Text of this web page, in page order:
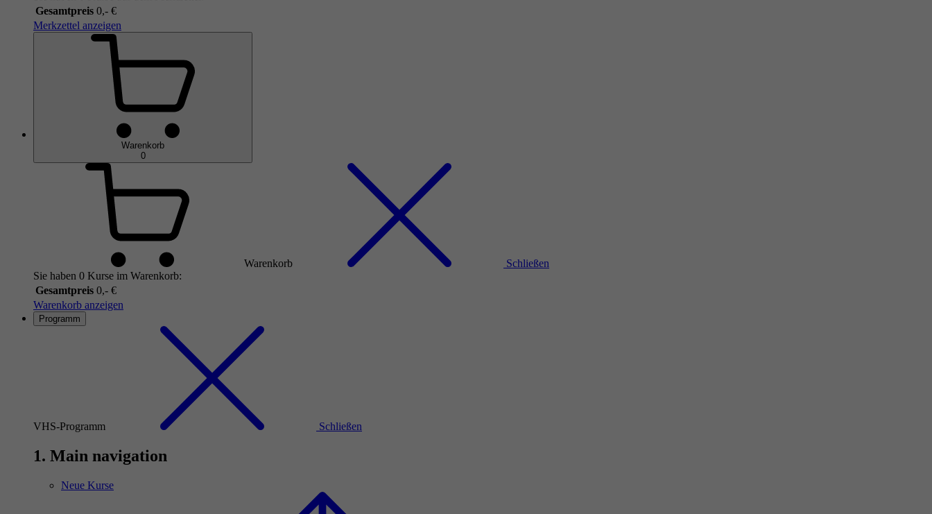
Gesamtpreis 0,- €
Merkzettel anzeigen
Warenkorb
0
Warenkorb
Schließen
Sie haben 0 Kurse im Warenkorb:
Gesamtpreis 0,- €
Warenkorb anzeigen
Programm
VHS-Programm Schließen
1. Main navigation
Neue Kurse